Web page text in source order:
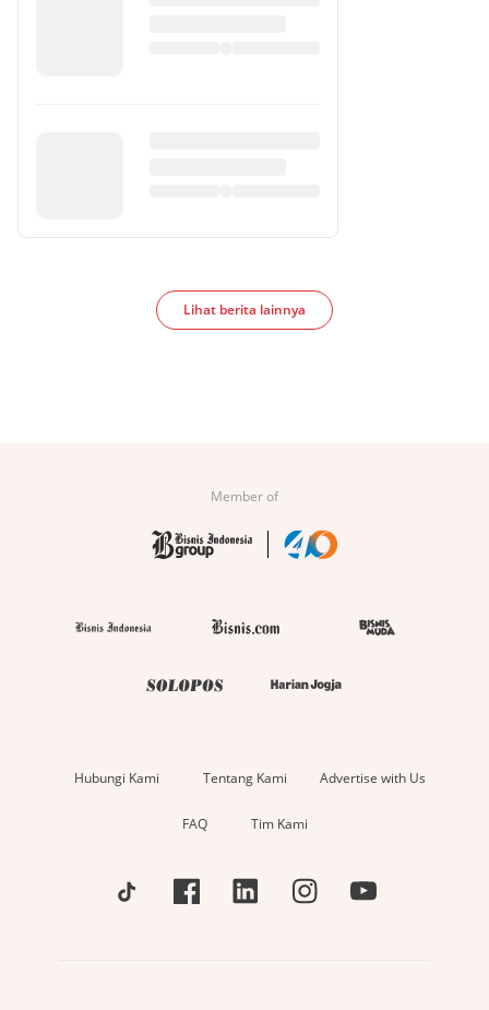
Lihat berita lainnya
Member of
Hubungi Kami Tentang Kami Advertise with Us
FAQ Tim Kami